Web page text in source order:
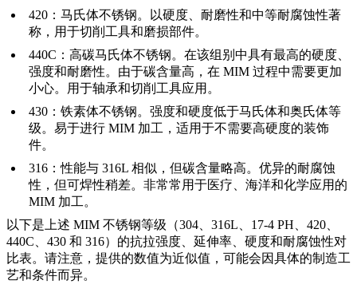
420：马氏体不锈钢。以硬度、耐磨性和中等耐腐蚀性著
称，用于切削工具和磨损部件。
440C：高碳马氏体不锈钢。在该组别中具有最高的硬度、
强度和耐磨性。由于碳含量高，在 MIM 过程中需要更加
小心。用于轴承和切削工具应用。
430：铁素体不锈钢。强度和硬度低于马氏体和奥氏体等
级。易于进行 MIM 加工，适用于不需要高硬度的装饰
件。
316：性能与 316L 相似，但碳含量略高。优异的耐腐蚀
性，但可焊性稍差。非常常用于医疗、海洋和化学应用的
MIM 加工。
以下是上述 MIM 不锈钢等级（304、316L、17-4 PH、420、
440C、430 和 316）的抗拉强度、延伸率、硬度和耐腐蚀性对
比表。请注意，提供的数值为近似值，可能会因具体的制造工
艺和条件而异。